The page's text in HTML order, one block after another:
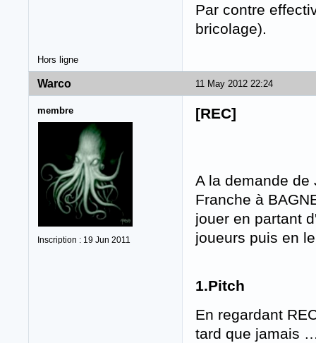
Par contre
bricolage).
Hors ligne
11 May 2012 22:24
Warco
membre
Inscription : 19 Jun 2011
[REC]
A la demande
Franche à
jouer en partant
joueurs puis en
1.Pitch
En regardant
tard que jamais